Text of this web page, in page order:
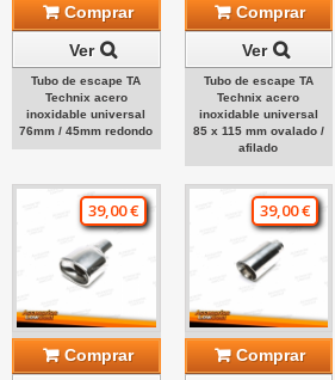
Comprar
Ver
Tubo de escape TA
Technix acero
inoxidable universal
76mm / 45mm redondo
Comprar
Ver
Tubo de escape TA
Technix acero
inoxidable universal
85 x 115 mm ovalado /
afilado
39,00 €
Comprar
39,00 €
Comprar